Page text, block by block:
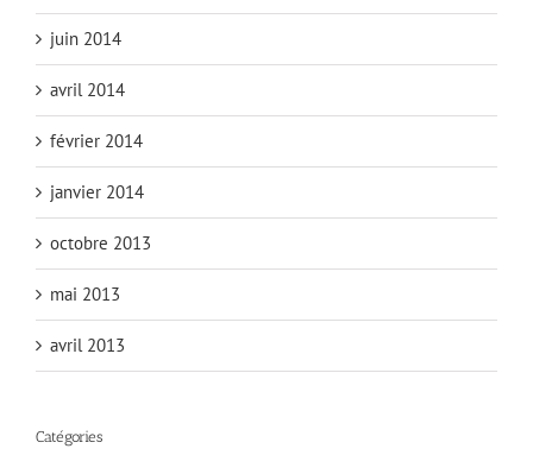
juin 2014
avril 2014
février 2014
janvier 2014
octobre 2013
mai 2013
avril 2013
Catégories